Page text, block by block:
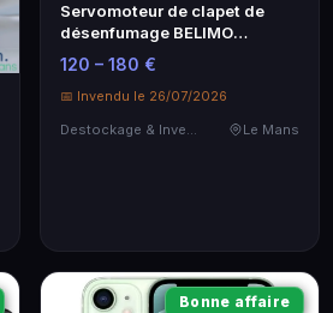
Servomoteur de clapet de
désenfumage BELIMO
BEN230 - Neuf et performant
120 – 180 €
📅 Invendu le 26/07/2026
Destockage & Invendus
Le Mans
Bonne affaire